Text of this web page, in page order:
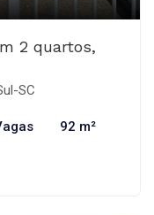
2 quartos,
SC
92 m²